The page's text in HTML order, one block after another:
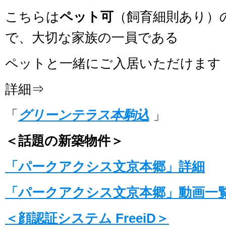
こちらはペット可 （飼育細則あり
で、大切な家族の一員である
ペットと一緒にご入居いただけます
詳細⇒
「 グリーンテラス本駒込」
＜話題の新築物件＞
「パークアクシス文京本郷」詳細
「パークアクシス文京本郷」動画一
＜顔認証システム FreeiD＞